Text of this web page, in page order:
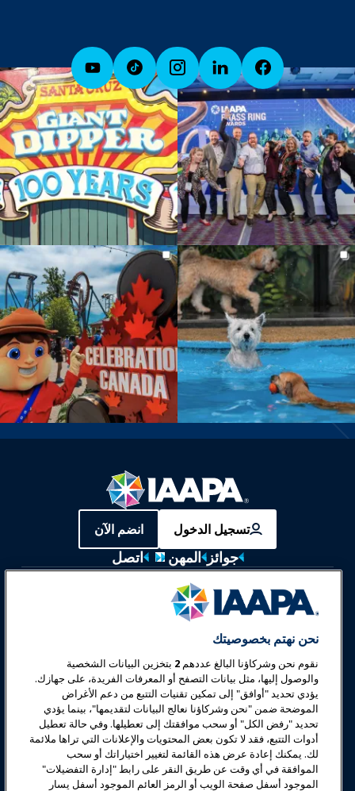
تسجيل الدخول انضم الآن
جوائز المهن
اتصل
معارض وفعاليات
أخبار وعالم المرح
تعليم
السلامة والأمان
الدعوة
نحن نهتم بخصوصيتك
نقوم نحن وشركاؤنا البالغ عددهم 2 بتخزين البيانات الشخصية
والوصول إليها، مثل بيانات التصفح أو المعرفات الفريدة، على جهازك.
يؤدي تحديد "أوافق" إلى تمكين تقنيات التتبع من دعم الأغراض
الموضحة ضمن "نحن وشركاؤنا نعالج البيانات لتقديمها"، بينما يؤدي
تحديد "رفض الكل" أو سحب موافقتك إلى تعطيلها. وفي حالة تعطيل
أدوات التتبع، فقد لا تكون بعض المحتويات والإعلانات التي تراها ملائمة
لك. يمكنك إعادة عرض هذه القائمة لتغيير اختياراتك أو سحب
الموافقة في أي وقت عن طريق النقر على رابط "إدارة التفضيلات"
الموجود أسفل صفحة الويب أو الرمز العائم الموجود أسفل يسار